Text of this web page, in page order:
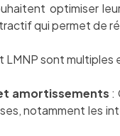
optimiser
qui permet de
sont multiples
amortissements :
notamment les